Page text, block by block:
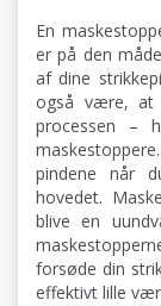
En
er på den
af dine
også være, at
processen –
pindene når
hovedet.
blive en
forsøde din
effektivt lille